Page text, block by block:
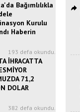
Bağımlılıkla
Kurulu
Haberin
193 defa okundu.
İHRACATTA
71,2
DOLAR
382 defa okundu.